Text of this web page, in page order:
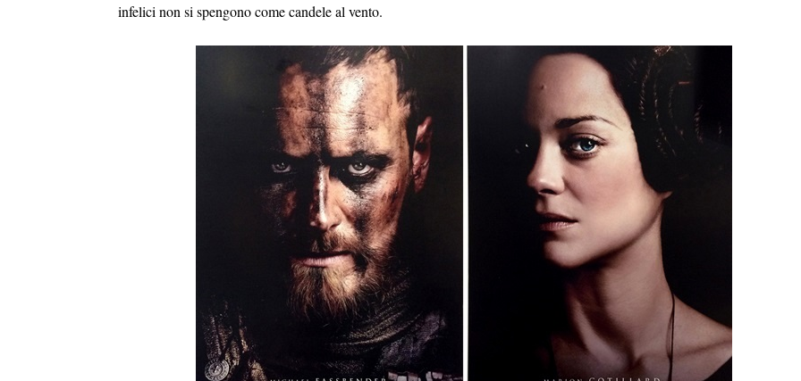
infelici non si spengono come candele al vento.